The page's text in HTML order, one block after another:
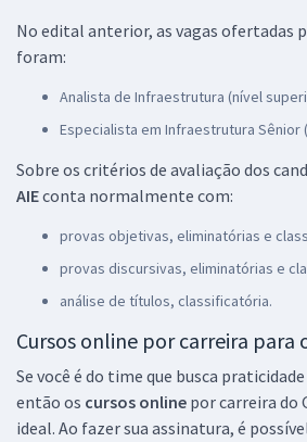
No edital anterior, as vagas ofertadas
foram:
Analista de Infraestrutura (nível
Especialista em Infraestrutura Sênior
Sobre os critérios de avaliação dos
AIEconta normalmente com:
provas objetivas, eliminatórias e
provas discursivas, eliminatórias e
análise de títulos, classificatória.
Cursos online por carreira para
Se você é do time que busca
então os cursos online por carreira do
ideal. Ao fazer sua assinatura, é